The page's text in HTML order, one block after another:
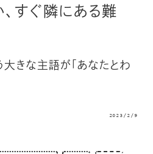
すぐ隣にある難
大きな主語が「あなたとわ
2023/2/9